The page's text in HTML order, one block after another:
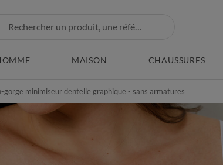
MAISON CHAUSSURES
gorge minimiseur dentelle graphique - sans armatures